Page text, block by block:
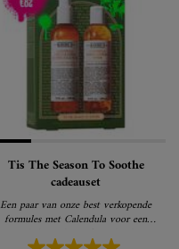
Tis The Season To Soothe
cadeauset
Een paar van onze best verkopende
formules met Calendula voor een
gekalmeerde, verfriste huid.